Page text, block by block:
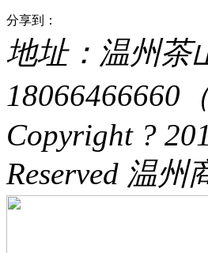
分享到：
地址：温州茶
18066466660
Copyright ?
Reserved 温